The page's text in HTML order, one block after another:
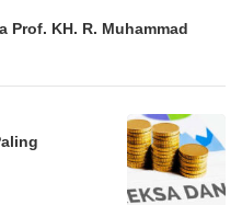
Prof. KH. R. Muhammad